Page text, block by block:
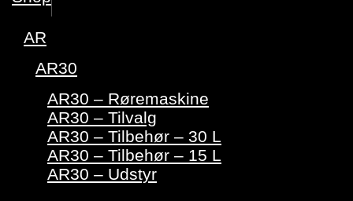
AR
AR30
AR30 – Røremaskine
AR30 – Tilvalg
AR30 – Tilbehør – 30 L
AR30 – Tilbehør – 15 L
AR30 – Udstyr